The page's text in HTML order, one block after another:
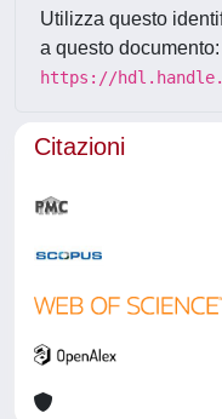
Utilizza questo
a questo documento:
https://
Citazioni